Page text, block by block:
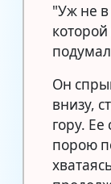
"Уж не в
Он
внизу,
гору.
порою